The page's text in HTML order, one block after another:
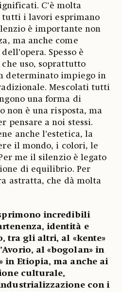
C’è molta
tutti i lavori esprimano
è importante non
ma anche come
Spesso è
che uso, soprattutto
determinato impiego in
Mescolati tutti
una forma di
non è una risposta, ma
pensare a noi stessi.
anche l’estetica, la
il mondo, i colori, le
me il silenzio è legato
di equilibrio. Per
astratta, che dà molta
incredibili
identità e
tra gli altri, al «kente»
al «bogolan» in
in Etiopia, ma anche ai
culturale,
con i